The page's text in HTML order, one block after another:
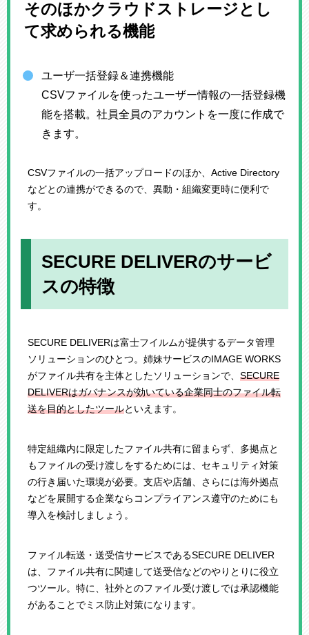
そのほかクラウドストレージとし
て求められる機能
ユーザ一括登録＆連携機能
CSVファイルを使ったユーザー情報の一括登録機
能を搭載。社員全員のアカウントを一度に作成で
きます。
CSVファイルの一括アップロードのほか、Active Directory
などとの連携ができるので、異動・組織変更時に便利で
す。
SECURE DELIVERのサービ
スの特徴
SECURE DELIVERは富士フイルムが提供するデータ管理
ソリューションのひとつ。姉妹サービスのIMAGE WORKS
がファイル共有を主体としたソリューションで、 SECURE
DELIVERはガバナンスが効いている企業同士のファイル転
送を目的としたツールといえます。
特定組織内に限定したファイル共有に留まらず、多拠点と
もファイルの受け渡しをするためには、セキュリティ対策
の行き届いた環境が必要。支店や店舗、さらには海外拠点
などを展開する企業ならコンプライアンス遵守のためにも
導入を検討しましょう。
ファイル転送・送受信サービスであるSECURE DELIVER
は、ファイル共有に関連して送受信などのやりとりに役立
つツール。特に、社外とのファイル受け渡しでは承認機能
があることでミス防止対策になります。